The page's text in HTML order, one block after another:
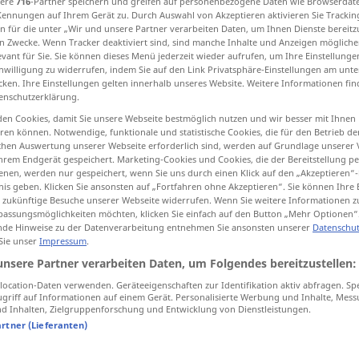
Leitung
canale
icanali diplomatici FIG
auf Ihrem Gerät zu. Durch Auswahl von Akzeptieren aktivieren Sie
für die unter „Wir und unsere Partner verarbeiten Daten, um Ihnen Dienste
Zwecke. Wenn Tracker deaktiviert sind, sind manche Inhalte und Anzeigen
für Sie. Sie können dieses Menü jederzeit wieder aufrufen, um Ihre
zu widerrufen, indem Sie auf den Link Privatsphäre-Einstellungen am
Ihre Einstellungen gelten innerhalb unseres Website. Weitere Informationen
Cookies, damit Sie unsere Webseite bestmöglich nutzen und wir besser mit Ihnen
können. Notwendige, funktionale und statistische Cookies, die für den Betrieb
Auswertung unserer Webseite erforderlich sind, werden auf Grundlage unserer
Endgerät gespeichert. Marketing-Cookies und Cookies, die der Bereitstellung
werden nur gespeichert, wenn Sie uns durch einen Klick auf den
geben. Klicken Sie ansonsten auf „Fortfahren ohne Akzeptieren“. Sie können Ihre
Besuche unserer Webseite widerrufen. Wenn Sie weitere Informationen
möchten, klicken Sie einfach auf den Button „Mehr Optionen“.
Hinweise zu der Datenverarbeitung entnehmen Sie ansonsten unserer
unser Impressum.
Partner verarbeiten Daten, um Folgendes bereitzustellen:
Daten verwenden. Geräteeigenschaften zur Identifikation aktiv abfragen.
auf Informationen auf einem Gerät. Personalisierte Werbung und Inhalte,
Inhalten, Zielgruppenforschung und Entwicklung von Dienstleistungen.
(Lieferanten)